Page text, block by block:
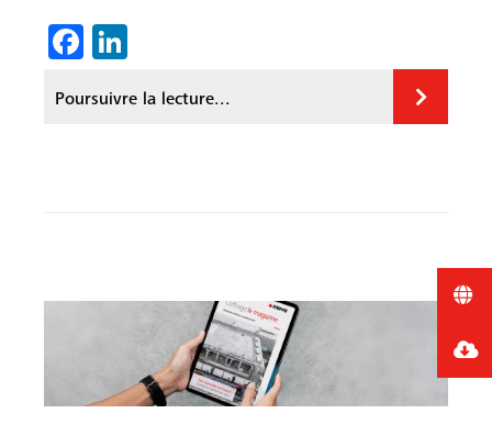
Fa
b
ed
Poursuivre la lecture...